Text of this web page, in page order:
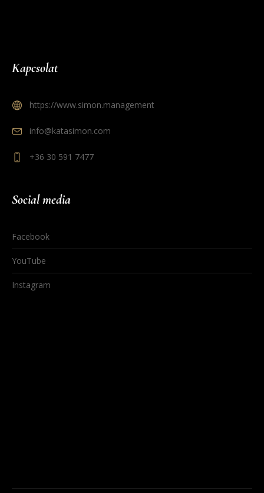
Kapcsolat
https://www.simon.management
info@katasimon.com
+36 30 591 7477
Social media
Facebook
YouTube
Instagram